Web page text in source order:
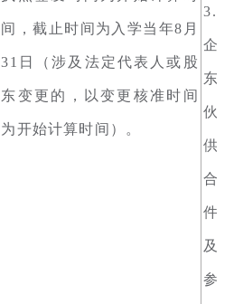
间，截止时间为入学当年8月
31日（涉及法定代表人或股
东变更的，以变更核准时间
为开始计算时间）。
3.
企
东
伙
供
合
件
及
参